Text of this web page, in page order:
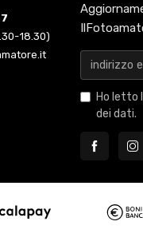
18.30)
Ho letto
dei dati.